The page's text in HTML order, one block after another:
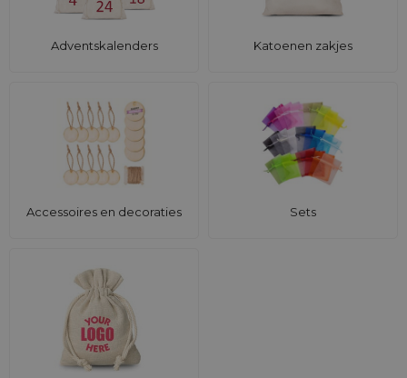
Adventskalenders Katoenen zakjes
Accessoires en decoraties Sets